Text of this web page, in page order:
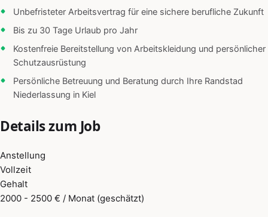
Unbefristeter Arbeitsvertrag für eine sichere berufliche Zukunft
Bis zu 30 Tage Urlaub pro Jahr
Kostenfreie Bereitstellung von Arbeitskleidung und persönlicher
Schutzausrüstung
Persönliche Betreuung und Beratung durch Ihre Randstad
Niederlassung in Kiel
Details zum Job
Anstellung
Vollzeit
Gehalt
2000 - 2500 € / Monat (geschätzt)